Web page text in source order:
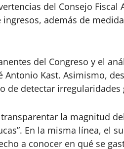
del Consejo Fiscal
además de
del Congreso y el
Kast. Asimismo,
de detectar irregularidades
la magnitud
En la misma línea, el
a conocer en qué se